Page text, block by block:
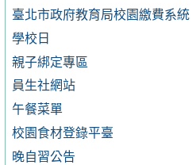
臺北市政府教育局校園繳費系統
學校日
親子綁定專區
員生社網站
午餐菜單
校園食材登錄平臺
晚自習公告